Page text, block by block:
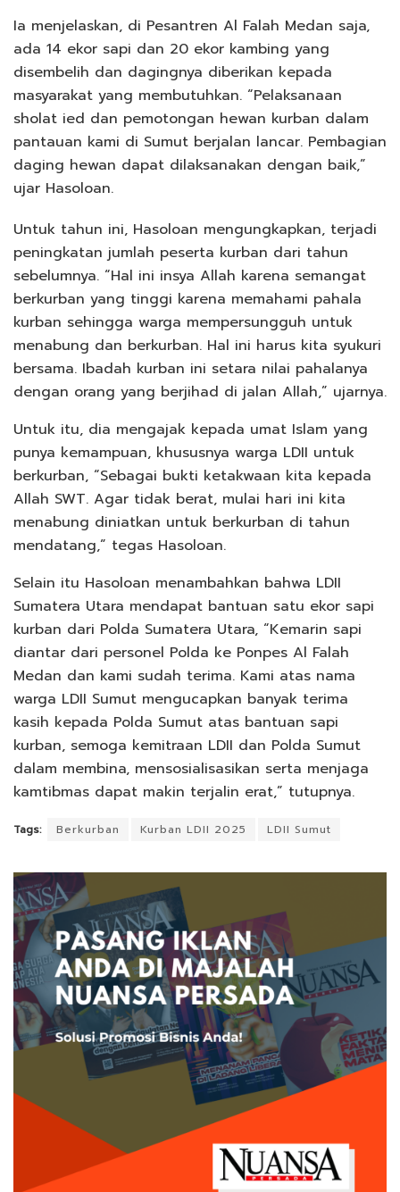
Ia menjelaskan, di Pesantren Al Falah Medan saja,
ada 14 ekor sapi dan 20 ekor kambing yang
disembelih dan dagingnya diberikan kepada
masyarakat yang membutuhkan. “Pelaksanaan
sholat ied dan pemotongan hewan kurban dalam
pantauan kami di Sumut berjalan lancar. Pembagian
daging hewan dapat dilaksanakan dengan baik,”
ujar Hasoloan.
Untuk tahun ini, Hasoloan mengungkapkan, terjadi
peningkatan jumlah peserta kurban dari tahun
sebelumnya. “Hal ini insya Allah karena semangat
berkurban yang tinggi karena memahami pahala
kurban sehingga warga mempersungguh untuk
menabung dan berkurban. Hal ini harus kita syukuri
bersama. Ibadah kurban ini setara nilai pahalanya
dengan orang yang berjihad di jalan Allah,” ujarnya.
Untuk itu, dia mengajak kepada umat Islam yang
punya kemampuan, khususnya warga LDII untuk
berkurban, “Sebagai bukti ketakwaan kita kepada
Allah SWT. Agar tidak berat, mulai hari ini kita
menabung diniatkan untuk berkurban di tahun
mendatang,” tegas Hasoloan.
Selain itu Hasoloan menambahkan bahwa LDII
Sumatera Utara mendapat bantuan satu ekor sapi
kurban dari Polda Sumatera Utara, “Kemarin sapi
diantar dari personel Polda ke Ponpes Al Falah
Medan dan kami sudah terima. Kami atas nama
warga LDII Sumut mengucapkan banyak terima
kasih kepada Polda Sumut atas bantuan sapi
kurban, semoga kemitraan LDII dan Polda Sumut
dalam membina, mensosialisasikan serta menjaga
kamtibmas dapat makin terjalin erat,” tutupnya.
Tags: Berkurban Kurban LDII 2025 LDII Sumut